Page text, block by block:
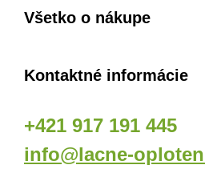
Všetko o nákupe
Kontaktné informácie
+421 917 191 445
info@lacne-